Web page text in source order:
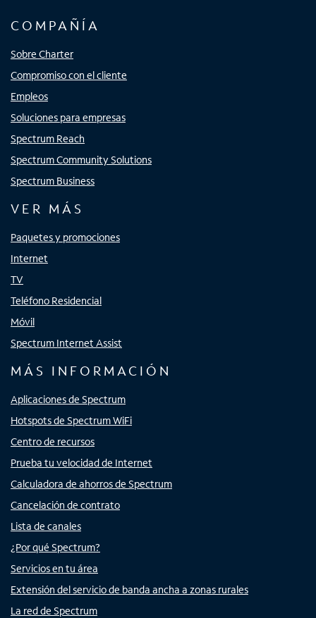
COMPAÑÍA
Sobre Charter
Compromiso con el cliente
Empleos
Soluciones para empresas
Spectrum Reach
Spectrum Community Solutions
Spectrum Business
VER MÁS
Paquetes y promociones
Internet
TV
Teléfono Residencial
Móvil
Spectrum Internet Assist
MÁS INFORMACIÓN
Aplicaciones de Spectrum
Hotspots de Spectrum WiFi
Centro de recursos
Prueba tu velocidad de Internet
Calculadora de ahorros de Spectrum
Cancelación de contrato
Lista de canales
¿Por qué Spectrum?
Servicios en tu área
Extensión del servicio de banda ancha a zonas rurales
La red de Spectrum